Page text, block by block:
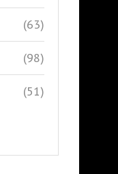
(63)
(98)
(51)